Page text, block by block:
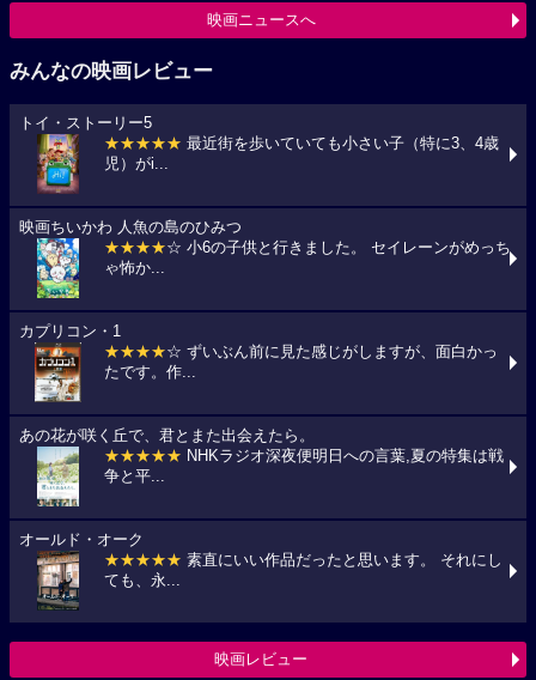
映画ニュースへ
みんなの映画レビュー
トイ・ストーリー5
★★★★★ 最近街を歩いていても小さい子（特に3、4歳
児）がi...
映画ちいかわ 人魚の島のひみつ
★★★★☆ 小6の子供と行きました。 セイレーンがめっち
ゃ怖か...
カプリコン・1
★★★★☆ ずいぶん前に見た感じがしますが、面白かっ
たです。作...
あの花が咲く丘で、君とまた出会えたら。
★★★★★ NHKラジオ深夜便明日への言葉,夏の特集は戦
争と平...
オールド・オーク
★★★★★ 素直にいい作品だったと思います。 それにし
ても、永...
映画レビュー